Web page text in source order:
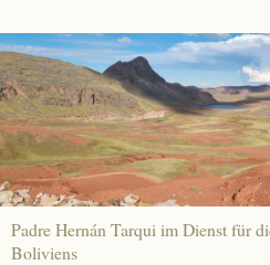
Padre Hernán Tarqui im Dienst für
Boliviens